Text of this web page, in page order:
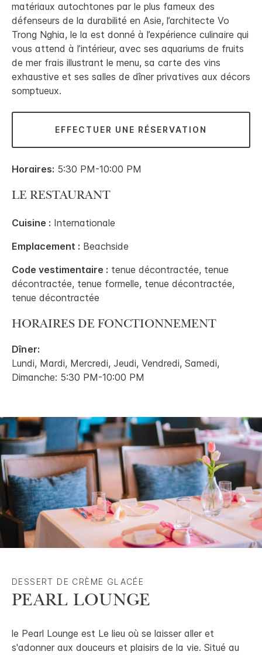
matériaux autochtones par le plus fameux des
défenseurs de la durabilité en Asie, l’architecte Vo
Trong Nghia, le la est donné à l’expérience culinaire qui
vous attend à l’intérieur, avec ses aquariums de fruits
de mer frais illustrant le menu, sa carte des vins
exhaustive et ses salles de dîner privatives aux décors
somptueux.
EFFECTUER UNE RÉSERVATION
Horaires: 5:30 PM-10:00 PM
LE RESTAURANT
Cuisine : Internationale
Emplacement : Beachside
Code vestimentaire : tenue décontractée, tenue
décontractée, tenue formelle, tenue décontractée,
tenue décontractée
HORAIRES DE FONCTIONNEMENT
Dîner:
Lundi, Mardi, Mercredi, Jeudi, Vendredi, Samedi,
Dimanche: 5:30 PM-10:00 PM
DESSERT DE CRÈME GLACÉE
PEARL LOUNGE
le Pearl Lounge est Le lieu où se laisser aller et
s'adonner aux douceurs et plaisirs de la vie. Situé au